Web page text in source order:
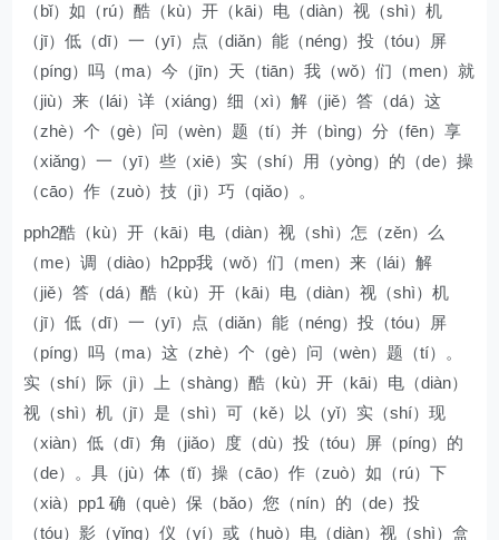
（bǐ）如（rú）酷（kù）开（kāi）电（diàn）视（shì）机
（jī）低（dī）一（yī）点（diǎn）能（néng）投（tóu）屏
（píng）吗（ma）今（jīn）天（tiān）我（wǒ）们（men）就
（jiù）来（lái）详（xiáng）细（xì）解（jiě）答（dá）这
（zhè）个（gè）问（wèn）题（tí）并（bìng）分（fēn）享
（xiǎng）一（yī）些（xiē）实（shí）用（yòng）的（de）操
（cāo）作（zuò）技（jì）巧（qiǎo）。
pph2酷（kù）开（kāi）电（diàn）视（shì）怎（zěn）么
（me）调（diào）h2pp我（wǒ）们（men）来（lái）解
（jiě）答（dá）酷（kù）开（kāi）电（diàn）视（shì）机
（jī）低（dī）一（yī）点（diǎn）能（néng）投（tóu）屏
（píng）吗（ma）这（zhè）个（gè）问（wèn）题（tí）。
实（shí）际（jì）上（shàng）酷（kù）开（kāi）电（diàn）
视（shì）机（jī）是（shì）可（kě）以（yǐ）实（shí）现
（xiàn）低（dī）角（jiǎo）度（dù）投（tóu）屏（píng）的
（de）。具（jù）体（tǐ）操（cāo）作（zuò）如（rú）下
（xià）pp1 确（què）保（bǎo）您（nín）的（de）投
（tóu）影（yǐng）仪（yí）或（huò）电（diàn）视（shì）盒